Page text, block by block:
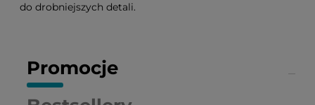
do drobniejszych detali.
Promocje